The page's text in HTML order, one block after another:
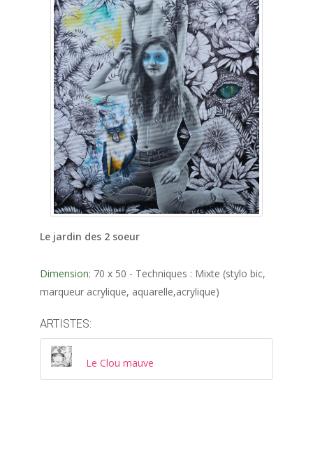
Le jardin des 2 soeur
Dimension: 70 x 50 - Techniques : Mixte (stylo bic,
marqueur acrylique, aquarelle,acrylique)
ARTISTES:
Le Clou mauve